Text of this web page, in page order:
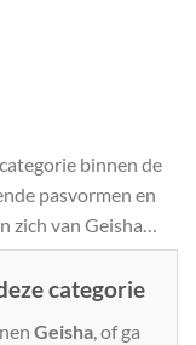
binnen de
pasvormen en
zich van Geisha
van niet-denim
categorie
Geisha , of ga